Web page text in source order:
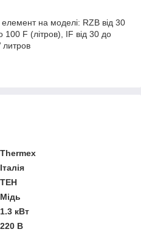
на моделі: RZB від 30
100 F (літров), IF від 30 до
литров
Thermex
Італія
ТЕН
Мідь
1.3 кВт
220 В